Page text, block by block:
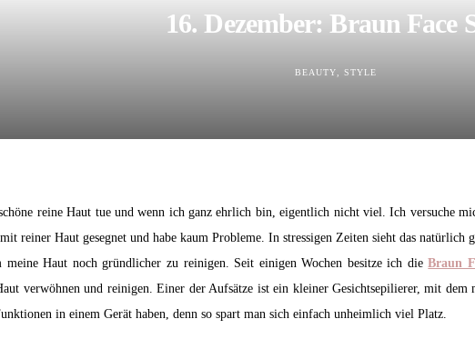
16. Dezember: Braun Face
BEAUTY STYLE
reine Haut tue und wenn ich ganz ehrlich bin, eigentlich nicht viel. Ich versuche
reiner Haut gesegnet und habe kaum Probleme. In stressigen Zeiten sieht das natürlich
meine Haut noch gründlicher zu reinigen. Seit einigen Wochen besitze ich dieBraun
verwöhnen und reinigen. Einer der Aufsätze ist ein kleiner Gesichtsepilierer, mit
in einem Gerät haben, denn so spart man sich einfach unheimlich viel Platz.